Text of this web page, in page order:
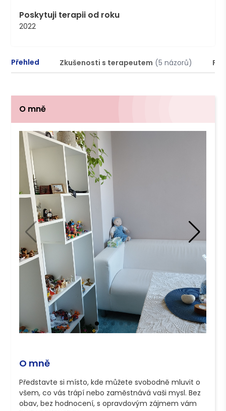
Poskytuji terapii od roku
2022
Přehled Zkušenosti s terapeutem (5 názorů)
O mně
O mně
Představte si místo, kde můžete svobodně mluvit o
všem, co vás trápí nebo zaměstnává vaši mysl. Bez
obav, bez hodnocení, s opravdovým zájmem vám